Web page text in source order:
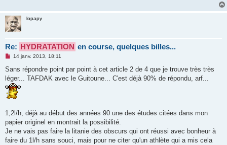
lopapy
Re: HYDRATATION en course, quelques billes...
M
s
a
g
e
n
n
l
u
14 janv. 2013, 18:11
Sans répondre point par point à cet article 2 de 4 que je trouve très très
léger... TAFDAK avec le Guitoune... C'est déjà 90% de répondu, arf...
1,2l/h, déjà au début des années 90 une des études citées dans mon
papier originel en montrait la possibilité.
Je ne vais pas faire la litanie des obscurs qui ont réussi avec bonheur à
faire du 1l/h sans souci, mais pour ne citer qu'un athlète qui a mis cela